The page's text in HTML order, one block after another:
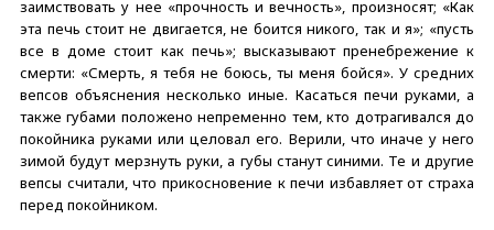
заимствовать у нее «прочность и вечность», произносят; «Как
эта печь стоит не двигается, не боится никого, так и я»; «пусть
все в доме стоит как печь»; высказывают пренебрежение к
смерти: «Смерть, я тебя не боюсь, ты меня бойся». У средних
вепсов объяснения несколько иные. Касаться печи руками, а
также губами положено непременно тем, кто дотрагивался до
покойника руками или целовал его. Верили, что иначе у него
зимой будут мерзнуть руки, а губы станут синими. Те и другие
вепсы считали, что прикосновение к печи избавляет от страха
перед покойником.